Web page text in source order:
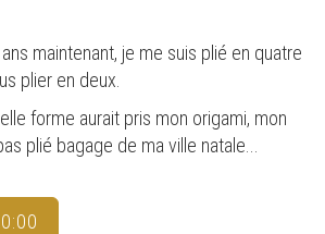
maintenant, je me suis plié en quatre
plier en deux.
forme aurait pris mon origami, mon
plié bagage de ma ville natale...